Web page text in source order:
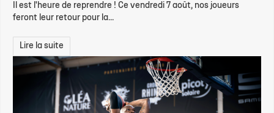
Il est l'heure de reprendre ! Ce vendredi 7 août, nos joueurs
feront leur retour pour la...
Lire la suite